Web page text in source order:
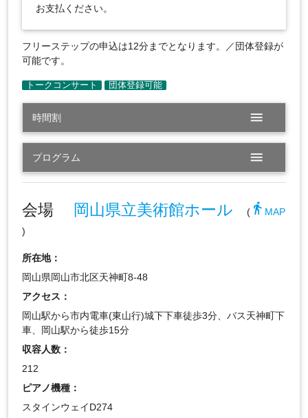
お支払ください。
フリーステップの申込は12分までとなります。／団体登録が
可能です。
時間割 menu
プログラム menu
会場 岡山県立美術館ホール (directions_walk MAP
)
所在地：
岡山県岡山市北区天神町8-48
アクセス：
岡山駅から市内電車(東山行)城下下車徒歩3分、バス天神町下
車、岡山駅から徒歩15分
収容人数：
212
ピアノ機種：
スタインウェイD274